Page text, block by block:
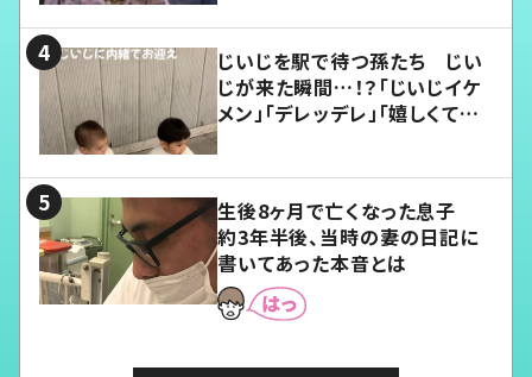
じいじを駅で待つ孫たち じい
じが来た瞬間…！？「じいじイケ
メン」「デレッデレ」「嬉しくて可
生後8ヶ月で亡くなった息子
約3年半後、当時の妻の日記に
書いてあった本音とは